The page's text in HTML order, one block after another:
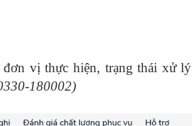
vị thực hiện, trạng thái xử lý
180002)